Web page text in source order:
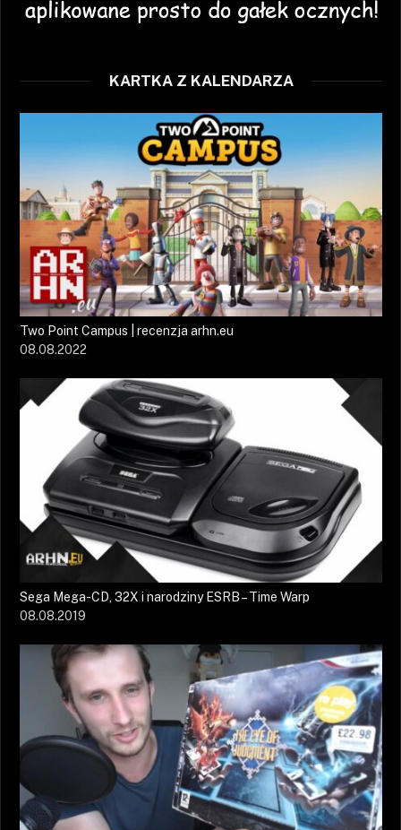
KARTKA Z KALENDARZA
Two Point Campus | recenzja arhn.eu
08.08.2022
Sega Mega-CD, 32X i narodziny ESRB – Time Warp
08.08.2019